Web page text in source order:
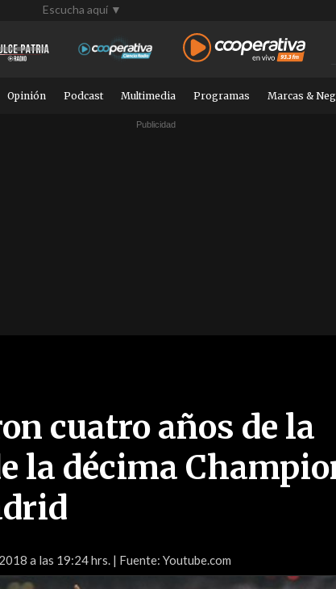
Escucha aquí ▼
Opinión Podcast Multimedia Programas Marcas &
cuatro años de la
la décima
a las 19:24 hrs. | Fuente: Youtube.com